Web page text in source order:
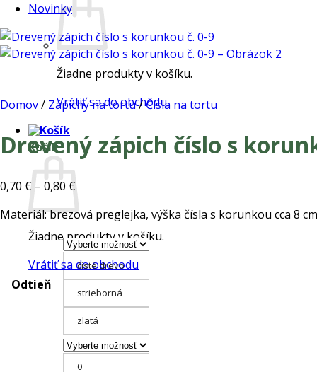
Žiadne produkty v košíku.
Vrátiť sa do obchodu
Košík
Žiadne produkty v košíku.
Vrátiť sa do obchodu
Novinky
Domov/ Zápichy na tortu/Čísla na tortu
Drevený zápich číslo s
0,70 € – 0,80 €
range:
0,70 €
through
0,80 €
Materiál: brezová preglejka, výška čísla s korunkou cca 8
Odtieň
čisté drevo
strieborná
zlatá
0